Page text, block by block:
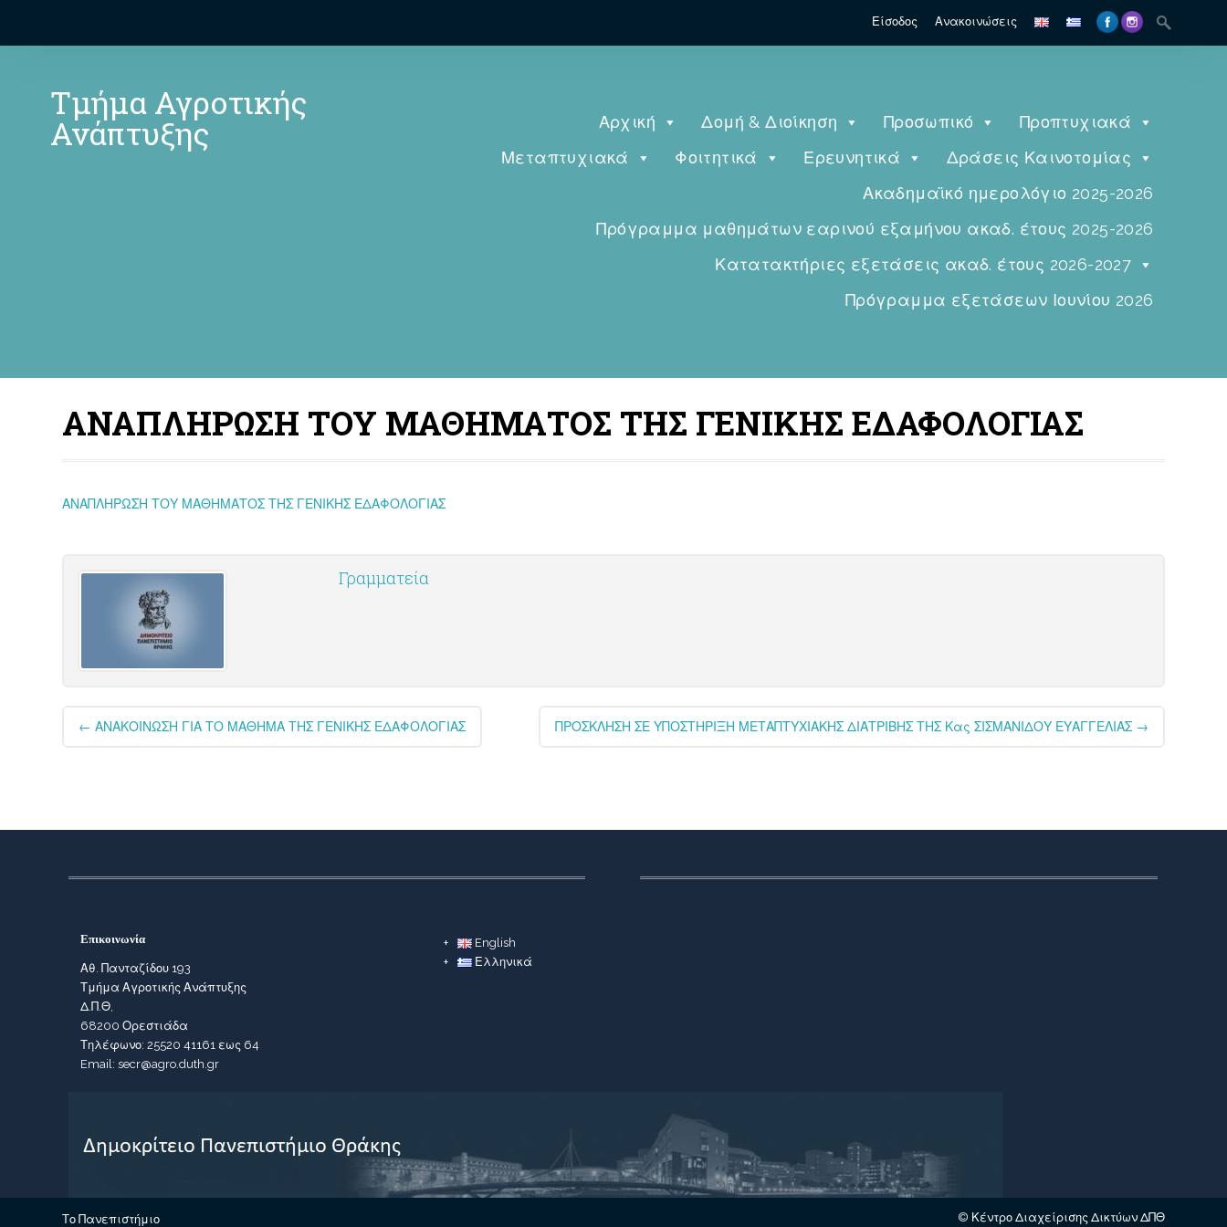
Είσοδος Ανακοινώσεις
Τμήμα Αγροτικής
Ανάπτυξης Αρχική Δομή & Διοίκηση Προσωπικό
Προπτυχιακά
Μεταπτυχιακά
Φοιτητικά Ερευνητικά
Δράσεις Καινοτομίας
Ακαδημαϊκό ημερολόγιο 2025-2026
Πρόγραμμα μαθημάτων εαρινού εξαμήνου ακαδ. έτους 2025-2026
Κατατακτήριες εξετάσεις ακαδ. έτους 2026-2027
Πρόγραμμα εξετάσεων Ιουνίου 2026
ΑΝΑΠΛΗΡΩΣΗ ΤΟΥ ΜΑΘΗΜΑΤΟΣ ΤΗΣ ΓΕΝΙΚΗΣ ΕΔΑΦΟΛΟΓΙΑΣ
ΑΝΑΠΛΗΡΩΣΗ ΤΟΥ ΜΑΘΗΜΑΤΟΣ ΤΗΣ ΓΕΝΙΚΗΣ ΕΔΑΦΟΛΟΓΙΑΣ
Γραμματεία
Post
navigation
← ΑΝΑΚΟΙΝΩΣΗ ΓΙΑ ΤΟ ΜΑΘΗΜΑ ΤΗΣ ΓΕΝΙΚΗΣ ΕΔΑΦΟΛΟΓΙΑΣ ΠΡΟΣΚΛΗΣΗ ΣΕ ΥΠΟΣΤΗΡΙΞΗ ΜΕΤΑΠΤΥΧΙΑΚΗΣ ΔΙΑΤΡΙΒΗΣ ΤΗΣ Κας ΣΙΣΜΑΝΙΔΟΥ ΕΥΑΓΓΕΛΙΑΣ →
Επικοινωνία
Αθ. Πανταζίδου 193
Τμήμα Αγροτικής Ανάπτυξης
Δ.Π.Θ,
68200 Ορεστιάδα
Τηλέφωνο: 25520 41161 εως 64
Email: secr@agro.duth.gr
English
Ελληνικά
Το Πανεπιστήμιο © Κέντρο Διαχείρισης Δικτύων ΔΠΘ